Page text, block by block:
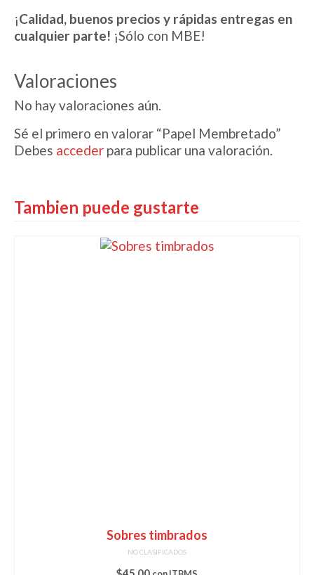
¡Calidad, buenos precios y rápidas entregas en
cualquier parte! ¡Sólo con MBE!
Valoraciones
No hay valoraciones aún.
Sé el primero en valorar “Papel Membretado”
Debes acceder para publicar una valoración.
Tambien puede gustarte
Sobres timbrados
NO CLASIFICADOS